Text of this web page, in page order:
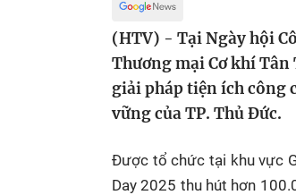
Không gian văn
Hồ Chí Minh
Chuyển đổi số
(HTV) - Tại Ngày hội
Thương mại Cơ khí
giải pháp tiện ích công
vững của TP. Thủ Đức.
Được tổ chức tại khu vực
Day 2025 thu hút hơn